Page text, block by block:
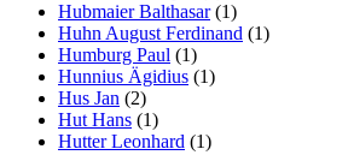
Hubmaier Balthasar(1)
Huhn August Ferdinand (1)
Humburg Paul (1)
Hunnius Ägidius (1)
Hus Jan (2)
Hut Hans (1)
Hutter Leonhard (1)